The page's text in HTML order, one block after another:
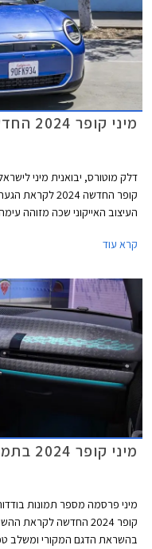
מיני קופר 2024 החדשה מושקת בישראל
דלק מוטורס, יבואנית מיני
קופר החדשה
העיצוב האייקוני שכה מזוהה
חשמל ובנזין בשתי רמות אבזור
קרא עוד
מיני קופר 2024 בתמונות חדשות
מיני פרסמה מספר תמונות
קופר 2024 החדשה
בהשראת הדגם המקורי ומשלב